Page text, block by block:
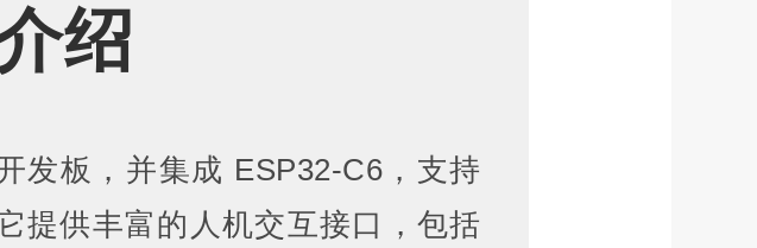
绍
发板，并集成 ESP32-C6，支持
提供丰富的人机交互接口，包括